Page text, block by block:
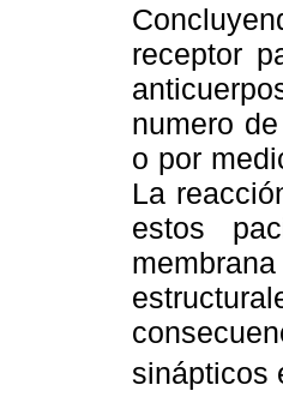
receptor
numero
o por
La
estos
sinápticos